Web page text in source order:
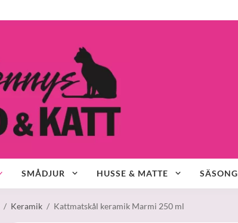
SMÅDJUR HUSSE & MATTE SÄSONG
/ Keramik / Kattmatskål keramik Marmi 250 ml